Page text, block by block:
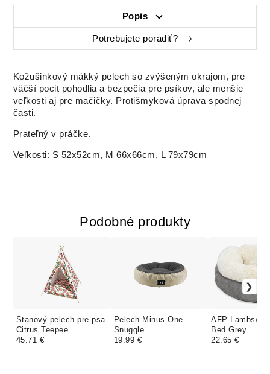
Popis
Potrebujete poradiť?
Kožušinkový mäkký pelech so zvýšeným okrajom, pre
väčší pocit pohodlia a bezpečia pre psíkov, ale menšie
veľkosti aj pre mačičky. Protišmyková úprava spodnej
časti.
Prateľný v práčke.
Veľkosti: S 52x52cm, M 66x66cm, L 79x79cm
Podobné produkty
Stanový pelech pre psa
Citrus Teepee
45.71 €
Pelech Minus One
Snuggle
19.99 €
AFP
Bed Grey
22.65 €